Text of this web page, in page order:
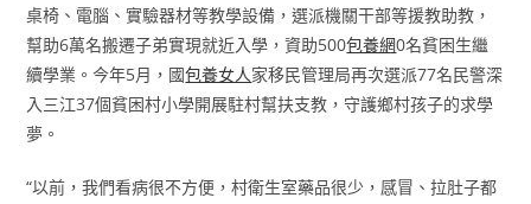
桌椅、電腦、實驗器材等教學設備，選派機關干部等援教助教，
幫助6萬名搬遷子弟實現就近入學，資助500包養網0名貧困生繼
續學業。今年5月，國包養女人家移民管理局再次選派77名民警深
入三江37個貧困村小學開展駐村幫扶支教，守護鄉村孩子的求學
夢。
“以前，我們看病很不方便，村衛生室藥品很少，感冒、拉肚子都